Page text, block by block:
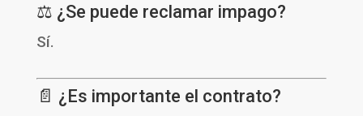
⚖️ ¿Se puede reclamar impago?
Sí.
📄 ¿Es importante el contrato?